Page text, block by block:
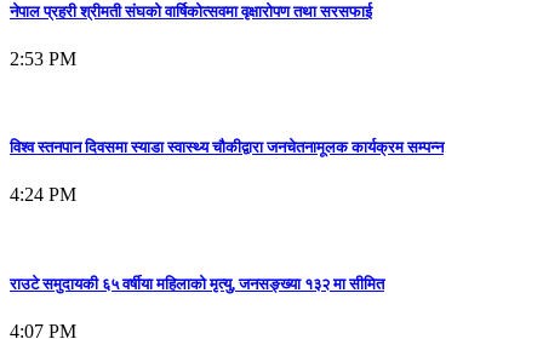
नेपाल प्रहरी श्रीमती संघको वार्षिकोत्सवमा वृक्षारोपण तथा सरसफाई
2:53 PM
विश्व स्तनपान दिवसमा स्याडा स्वास्थ्य चौकीद्वारा जनचेतनामूलक कार्यक्रम सम्पन्न
4:24 PM
राउटे समुदायकी ६५ वर्षीया महिलाको मृत्यु, जनसङ्ख्या १३२ मा सीमित
4:07 PM